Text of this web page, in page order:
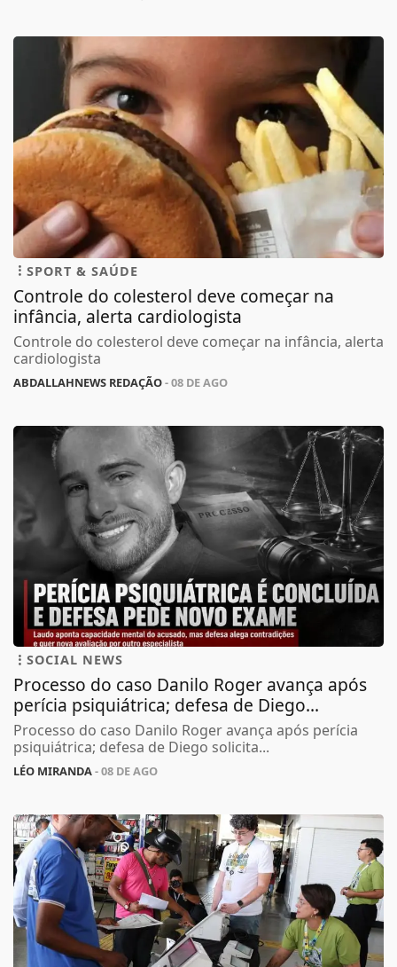
SPORT & SAÚDE
Controle do colesterol deve começar na
infância, alerta cardiologista
Controle do colesterol deve começar na infância, alerta
cardiologista
ABDALLAHNEWS REDAÇÃO- 08 DE AGO
SOCIAL NEWS
Processo do caso Danilo Roger avança após
perícia psiquiátrica; defesa de Diego...
Processo do caso Danilo Roger avança após perícia
psiquiátrica; defesa de Diego solicita...
LÉO MIRANDA- 08 DE AGO